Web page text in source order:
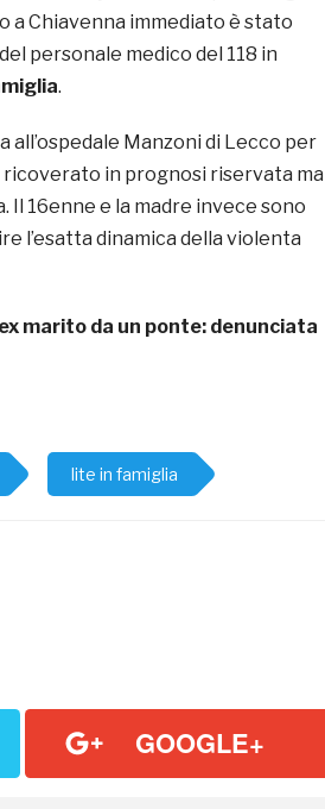
a Chiavenna immediato è stato
personale medico del 118 in
.
all’ospedale Manzoni di Lecco per
in prognosi riservata ma
Il 16enne e la madre invece sono
l’esatta dinamica della violenta
marito da un ponte: denunciata
lite in famiglia
GOOGLE+